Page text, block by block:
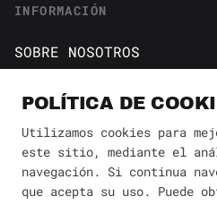
INFORMACIÓN
SOBRE NOSOTROS
CONTACTO
Política de cookies
AVISO DE PRIVACIDAD
POLÍTICA DE
Utilizamos cookies para
este sitio, mediante el
navegación. Si continua
que acepta su uso. Puede